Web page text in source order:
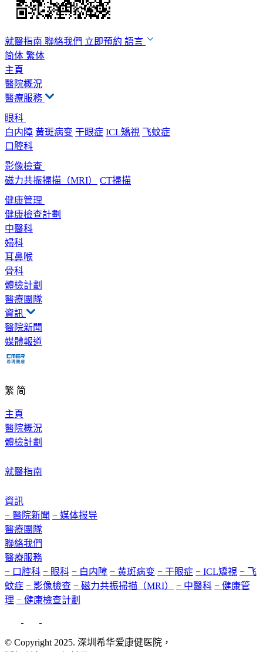
就醫指南 聯絡我們 立即預約 語言
简体 繁体
主頁
醫院概況
醫療服務
眼科
白内障 黄斑病变 干眼症 ICL矯視 飞蚊症
口腔科
影像檢查
磁力共振掃描（MRI）
CT掃描
健康管理
健康檢查計劃
中醫科
婦科
耳鼻喉
骨科
體檢計劃
醫療團隊
資訊
醫院新聞
媒體報道
繁 简
主頁
醫院概況
體檢計劃
就醫指南
資訊
− 醫院新聞 − 媒体报导
醫療團隊
聯絡我們
醫療服務
− 口腔科 − 眼科 − 白内障 − 黄斑病变 − 干眼症 − ICL矯視 − 飞
蚊症 − 影像檢查 − 磁力共振掃描（MRI） − 中醫科 − 健康管
理 − 健康檢查計劃
© Copyright 2025. 深圳希华爱康健医院，